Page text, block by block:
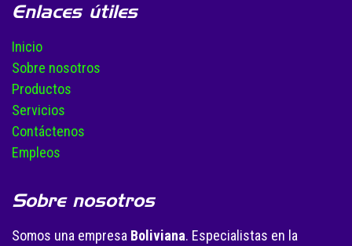
Enlaces útiles
Inicio
Sobre nosotros
Productos
Servicios
Contáctenos
Empleos
Sobre nosotros
Somos una empresa Boliviana. Especialistas en la